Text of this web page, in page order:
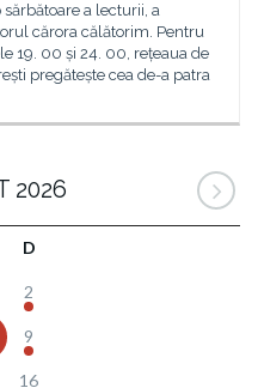
a lecturii, a
cărora călătorim. Pentru
19. 00 și 24. 00, rețeaua de
pregătește cea de-a patra
2026
D
2
9
16